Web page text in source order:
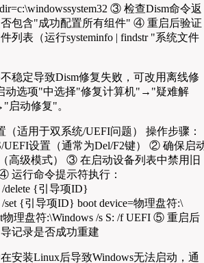
③ 检查Dism命令返
否包含"成功配置所有组件" ④ 重启后验证
列表（运行systeminfo | findstr "系统文件
稳定导致Dism修复失败，可改用离线修
动选项"中选择"修复计算机"→"疑难解
动修复"。
（适用于双系统/UEFI问题） 操作步骤：
设置（通常为Del/F2键） ② 确保启
高级模式） ③ 在启动设备列表中禁用旧
运行命令提示符执行：
/delete {引导项ID}
/set {引导项ID} boot device=物理盘符:\
物理盘符:\Windows /s S: /f UEFI ⑤ 重启后
记录是否成功重建
安装Linux后导致Windows无法启动，通